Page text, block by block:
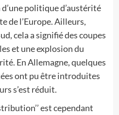
politique d’austérité
de l’Europe. Ailleurs,
cela a signifié des coupes
et une explosion du
En Allemagne, quelques
ont pu être introduites
s’est réduit.
est cependant